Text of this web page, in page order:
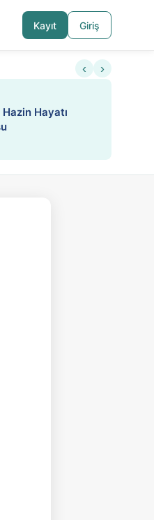
Kayıt Giriş
kısıtlama ve kredi sistemi
‹ ›
Hayatı